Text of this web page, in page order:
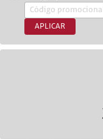
APLICAR